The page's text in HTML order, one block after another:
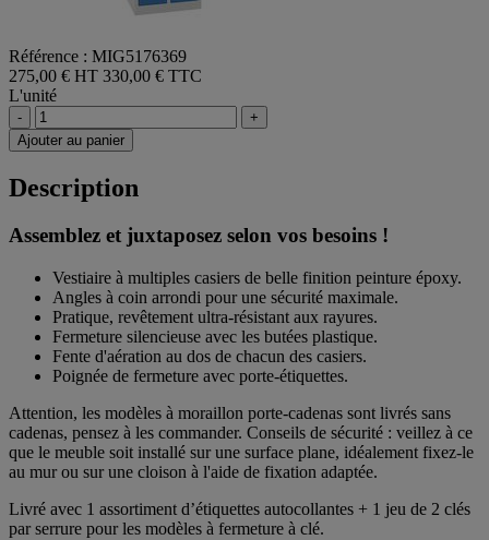
Référence : MIG5176369
275,00 € HT 330,00 € TTC
L'unité
-
+
Ajouter au panier
Description
Assemblez et juxtaposez selon vos besoins !
Vestiaire à multiples casiers de belle finition peinture époxy.
Angles à coin arrondi pour une sécurité maximale.
Pratique, revêtement ultra-résistant aux rayures.
Fermeture silencieuse avec les butées plastique.
Fente d'aération au dos de chacun des casiers.
Poignée de fermeture avec porte-étiquettes.
Attention, les modèles à moraillon porte-cadenas sont livrés sans
cadenas, pensez à les commander. Conseils de sécurité : veillez à ce
que le meuble soit installé sur une surface plane, idéalement fixez-le
au mur ou sur une cloison à l'aide de fixation adaptée.
Livré avec 1 assortiment d’étiquettes autocollantes + 1 jeu de 2 clés
par serrure pour les modèles à fermeture à clé.